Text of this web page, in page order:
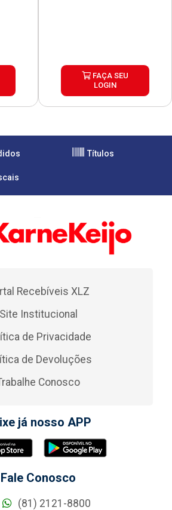
FAÇA SEU
LOGIN
Títulos
Recebíveis XLZ
Site Institucional
de Privacidade
de Devoluções
Conosco
já nosso APP
Fale Conosco
(81) 2121-8800